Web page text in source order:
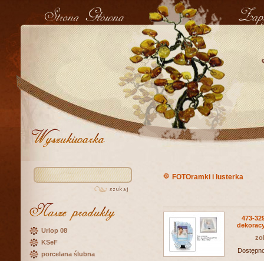
Urlop 08
KSeF
porcelana ślubna
FOTOramki i lusterka
473-